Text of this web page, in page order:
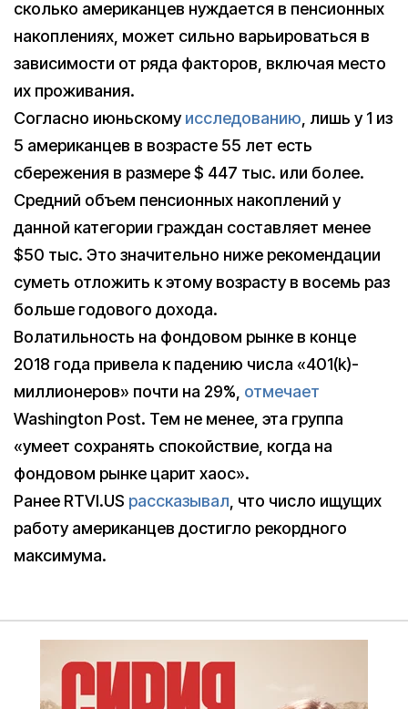
сколько американцев нуждается в пенсионных
накоплениях, может сильно варьироваться в
зависимости от ряда факторов, включая место
их проживания.
Согласно июньскомуисследованию, лишь у 1 из
5 американцев в возрасте 55 лет есть
сбережения в размере $ 447 тыс. или более.
Средний объем пенсионных накоплений у
данной категории граждан составляет менее
$50 тыс. Это значительно ниже рекомендации
суметь отложить к этому возрасту в восемь раз
больше годового дохода.
Волатильность на фондовом рынке в конце
2018 года привела к падению числа «401(k)-
миллионеров» почти на 29%, отмечает
Washington Post. Тем не менее, эта группа
«умеет сохранять спокойствие, когда на
фондовом рынке царит хаос».
Ранее RTVI.US рассказывал, что число ищущих
работу американцев достигло рекордного
максимума.